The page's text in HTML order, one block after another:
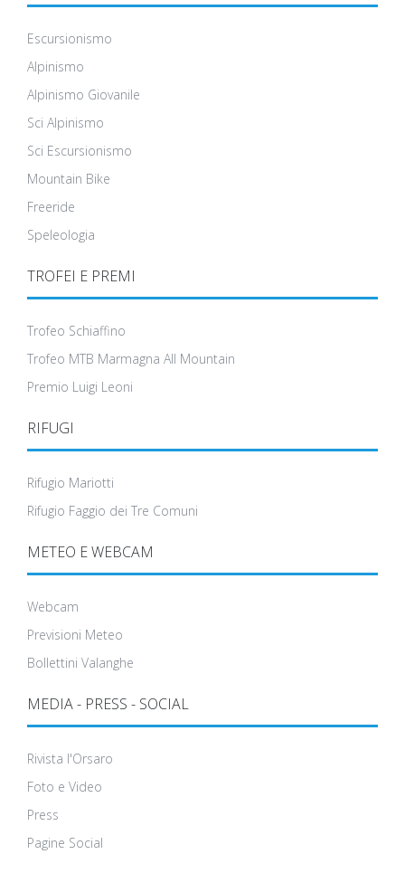
Escursionismo
Alpinismo
Alpinismo Giovanile
Sci Alpinismo
Sci Escursionismo
Mountain Bike
Freeride
Speleologia
TROFEI E PREMI
Trofeo Schiaffino
Trofeo MTB Marmagna All Mountain
Premio Luigi Leoni
RIFUGI
Rifugio Mariotti
Rifugio Faggio dei Tre Comuni
METEO E WEBCAM
Webcam
Previsioni Meteo
Bollettini Valanghe
MEDIA - PRESS - SOCIAL
Rivista l'Orsaro
Foto e Video
Press
Pagine Social